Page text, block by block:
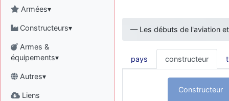
Armées▾
Constructeurs▾
Armes &
équipements▾
Autres▾
Liens
— Les débuts de l'aviation
pays constructeur
Constructeur